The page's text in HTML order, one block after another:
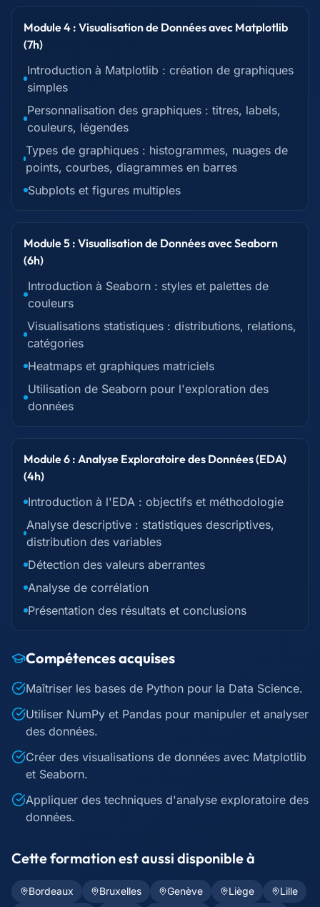
Module 4 : Visualisation de Données avec Matplotlib
(7h)
Introduction à Matplotlib : création de graphiques
simples
Personnalisation des graphiques : titres, labels,
couleurs, légendes
Types de graphiques : histogrammes, nuages de
points, courbes, diagrammes en barres
Subplots et figures multiples
Module 5 : Visualisation de Données avec Seaborn
(6h)
Introduction à Seaborn : styles et palettes de
couleurs
Visualisations statistiques : distributions, relations,
catégories
Heatmaps et graphiques matriciels
Utilisation de Seaborn pour l'exploration des
données
Module 6 : Analyse Exploratoire des Données (EDA)
(4h)
Introduction à l'EDA : objectifs et méthodologie
Analyse descriptive : statistiques descriptives,
distribution des variables
Détection des valeurs aberrantes
Analyse de corrélation
Présentation des résultats et conclusions
Compétences acquises
Maîtriser les bases de Python pour la Data Science.
Utiliser NumPy et Pandas pour manipuler et analyser
des données.
Créer des visualisations de données avec Matplotlib
et Seaborn.
Appliquer des techniques d'analyse exploratoire des
données.
Cette formation est aussi disponible à
Bordeaux Bruxelles Genève Liège
Lille